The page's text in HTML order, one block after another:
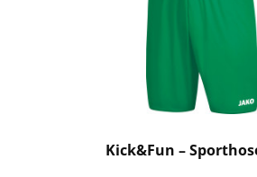
Kick&Fun –